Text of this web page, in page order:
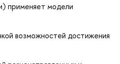
применяет модели
возможностей достижения